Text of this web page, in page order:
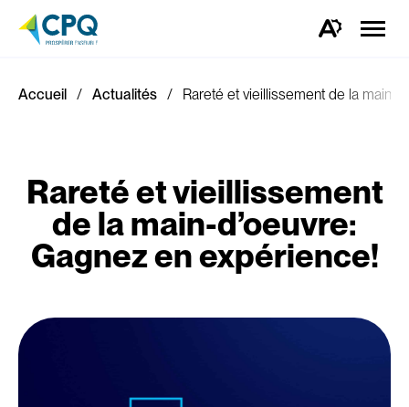
Ouvrez
d'accessibilité.
la
Accueil Actualités Rareté et vieillissement de la main-
Rareté et vieillissement
de la main-d’oeuvre:
Gagnez en expérience!